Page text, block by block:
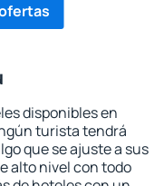
disponibles en
turista tendrá
que se ajuste a sus
alto nivel con todo